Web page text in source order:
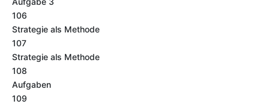
106
Strategie als Methode
107
Strategie als Methode
108
Aufgaben
109